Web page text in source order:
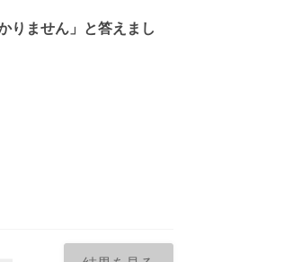
りません」と答えまし